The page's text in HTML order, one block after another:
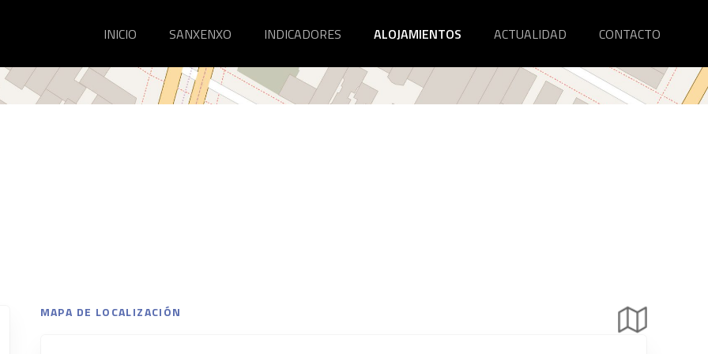
INICIO SANXENXO INDICADORES ALOJAMIENTOS ACTUALIDAD CONTACTO
MAPA DE LOCALIZACIÓN